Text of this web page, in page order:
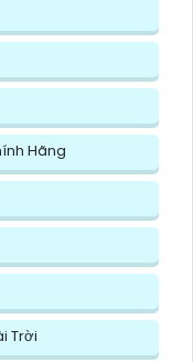
Hãng
Trời